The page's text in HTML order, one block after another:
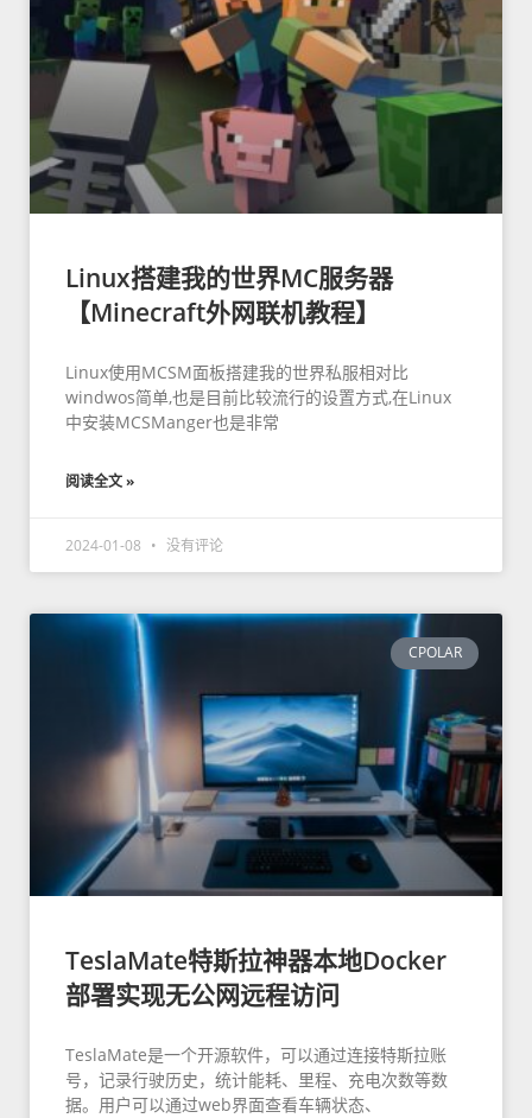
Linux搭建我的世界MC服务器
【Minecraft外网联机教程】
Linux使用MCSM面板搭建我的世界私服相对比
windwos简单,也是目前比较流行的设置方式,在Linux
中安装MCSManger也是非常
阅读全文 »
2024-01-08 没有评论
CPOLAR
TeslaMate特斯拉神器本地Docker
部署实现无公网远程访问
TeslaMate是一个开源软件，可以通过连接特斯拉账
号，记录行驶历史，统计能耗、里程、充电次数等数
据。用户可以通过web界面查看车辆状态、